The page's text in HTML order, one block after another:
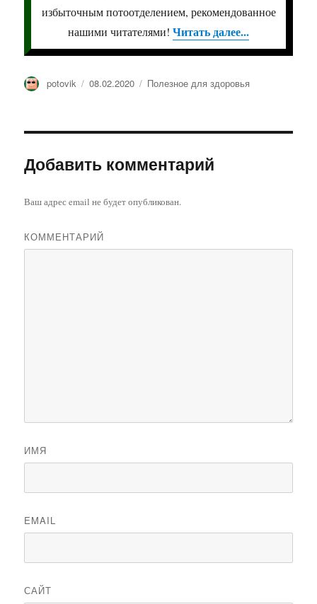
избыточным потоотделением, рекомендованное
нашими читателями! Читать далее...
Автор
potovik Опубликовано
08.02.2020 Рубрики
Полезное для здоровья
Добавить комментарий
Ваш адрес email не будет опубликован.
КОММЕНТАРИЙ
ИМЯ
EMAIL
САЙТ